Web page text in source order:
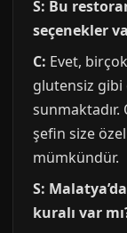
S: Bu
seçenekler
C: Evet,
glutensiz gibi
şefin size
mümkündür.
S:
kuralı var